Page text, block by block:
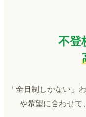
不登
「全日制しかない」
や希望に合わせて